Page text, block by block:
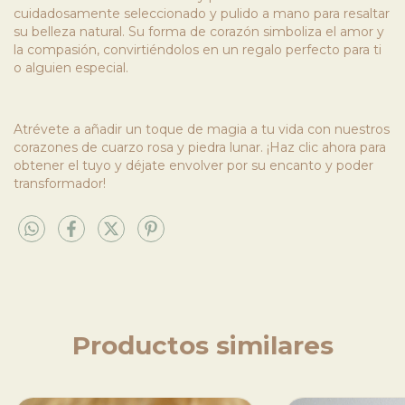
cuidadosamente seleccionado y pulido a mano para resaltar
su belleza natural. Su forma de corazón simboliza el amor y
la compasión, convirtiéndolos en un regalo perfecto para ti
o alguien especial.
Atrévete a añadir un toque de magia a tu vida con nuestros
corazones de cuarzo rosa y piedra lunar. ¡Haz clic ahora para
obtener el tuyo y déjate envolver por su encanto y poder
transformador!
Productos similares